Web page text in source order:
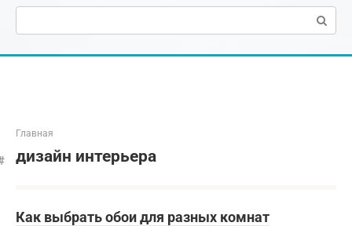
Поиск:
Главная
дизайн интерьера
Как выбрать обои для разных комнат